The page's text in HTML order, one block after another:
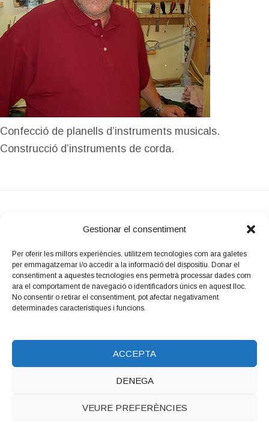
Gestionar el consentiment
Per oferir les millors experiències, utilitzem tecnologies com ara galetes
per emmagatzemar i/o accedir a la informació del dispositiu. Donar el
consentiment a aquestes tecnologies ens permetrà processar dades com
ara el comportament de navegació o identificadors únics en aquest lloc.
No consentir o retirar el consentiment, pot afectar negativament
determinades característiques i funcions.
ACCEPTA
DENEGA
VEURE PREFERÈNCIES
Confecció de planells d’instruments musicals.
Construcció d’instruments de corda.
Amb el suport
de:
Copyright © 2026 LUTHIERS.CAT.Luthiers_cat